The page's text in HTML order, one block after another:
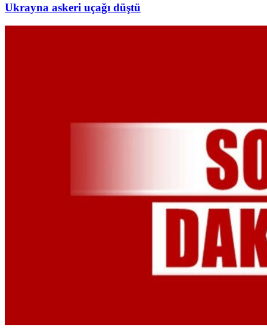
Ukrayna askeri uçağı düştü